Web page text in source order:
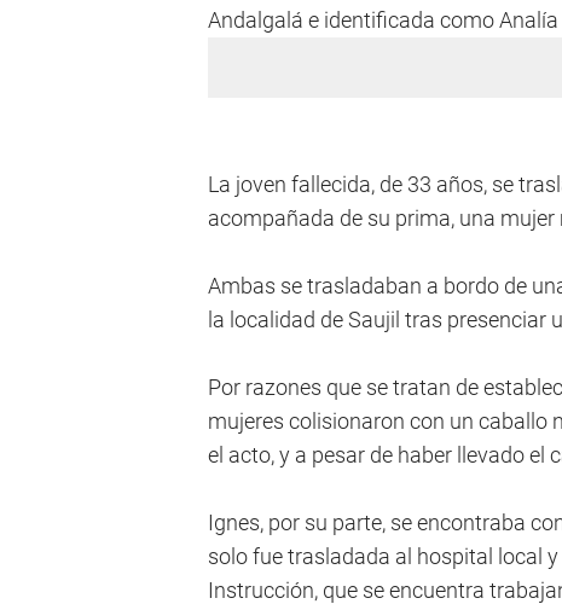
Andalgalá e identificada como
La joven fallecida, de 33 años, se
acompañada de su prima, una
Ambas se trasladaban a bordo de
la localidad de Saujil tras presenciar
Por razones que se tratan de
mujeres colisionaron con un caballo
el acto, y a pesar de haber llevado el
Ignes, por su parte, se encontraba
solo fue trasladada al hospital local
Instrucción, que se encuentra